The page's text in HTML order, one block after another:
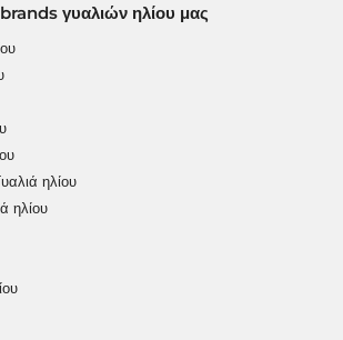
γυαλιών ηλίου μας
ηλίου
ηλίου